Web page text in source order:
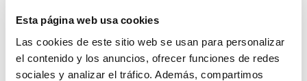
Esta página web usa cookies
Las cookies de este sitio web se usan para personalizar
el contenido y los anuncios, ofrecer funciones de redes
sociales y analizar el tráfico. Además, compartimos